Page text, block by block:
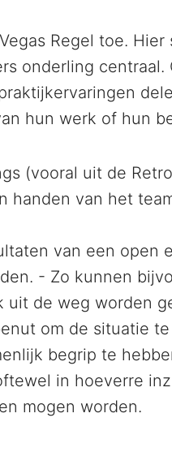
Regel toe. Hier
onderling centraal.
hun werk of hun
(vooral uit de
handen van het
van een open
- Zo kunnen
uit de weg worden
om de situatie
begrip te
in hoeverre
mogen worden.